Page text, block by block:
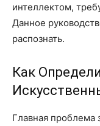
интеллектом,
Данное
распознать.
Как
Главная проблема